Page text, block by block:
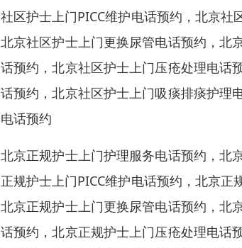
社区护士上门PICC维护电话预约，北京
北京社区护士上门更换尿管电话预约，北
话预约，北京社区护士上门压疮处理电话
话预约，北京社区护士上门吸痰排痰护理
电话预约
北京正规护士上门护理服务电话预约，北
正规护士上门PICC维护电话预约，北京
北京正规护士上门更换尿管电话预约，北
话预约，北京正规护士上门压疮处理电话